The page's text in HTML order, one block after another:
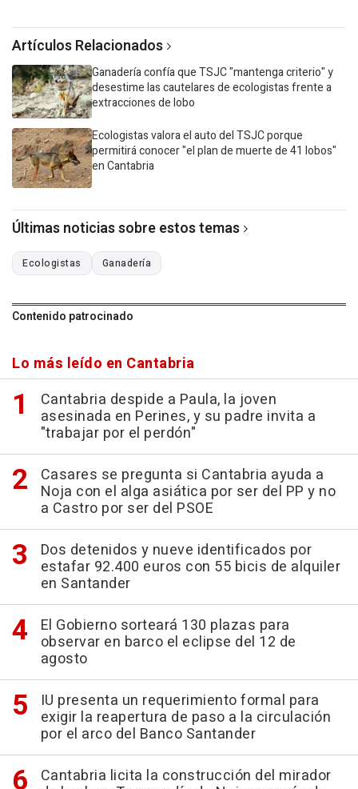
Artículos Relacionados
Ganadería confía que TSJC "mantenga criterio" y
desestime las cautelares de ecologistas frente a
extracciones de lobo
Ecologistas valora el auto del TSJC porque
permitirá conocer "el plan de muerte de 41 lobos"
en Cantabria
Últimas noticias sobre estos temas
Ecologistas Ganadería
Contenido patrocinado
Lo más leído en Cantabria
Cantabria despide a Paula, la joven
asesinada en Perines, y su padre invita a
"trabajar por el perdón"
Casares se pregunta si Cantabria ayuda a
Noja con el alga asiática por ser del PP y no
a Castro por ser del PSOE
Dos detenidos y nueve identificados por
estafar 92.400 euros con 55 bicis de alquiler
en Santander
El Gobierno sorteará 130 plazas para
observar en barco el eclipse del 12 de
agosto
IU presenta un requerimiento formal para
exigir la reapertura de paso a la circulación
por el arco del Banco Santander
Cantabria licita la construcción del mirador